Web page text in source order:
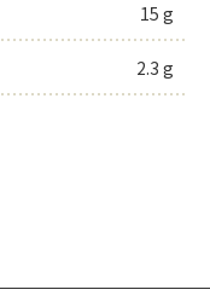
15 g
2.3 g